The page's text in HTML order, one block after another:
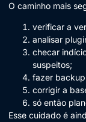
O caminho mais
verificar a
analisar
checar
suspeitos;
fazer
corrigir a
só então
Esse cuidado é